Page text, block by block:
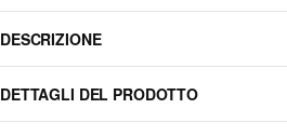
DESCRIZIONE
DETTAGLI DEL PRODOTTO